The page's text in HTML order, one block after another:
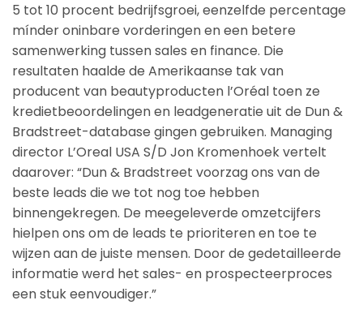
5 tot 10 procent bedrijfsgroei, eenzelfde percentage
mínder oninbare vorderingen en een betere
samenwerking tussen sales en finance. Die
resultaten haalde de Amerikaanse tak van
producent van beautyproducten l’Oréal toen ze
kredietbeoordelingen en leadgeneratie uit de Dun &
Bradstreet-database gingen gebruiken. Managing
director L’Oreal USA S/D Jon Kromenhoek vertelt
daarover: “Dun & Bradstreet voorzag ons van de
beste leads die we tot nog toe hebben
binnengekregen. De meegeleverde omzetcijfers
hielpen ons om de leads te prioriteren en toe te
wijzen aan de juiste mensen. Door de gedetailleerde
informatie werd het sales- en prospecteerproces
een stuk eenvoudiger.”